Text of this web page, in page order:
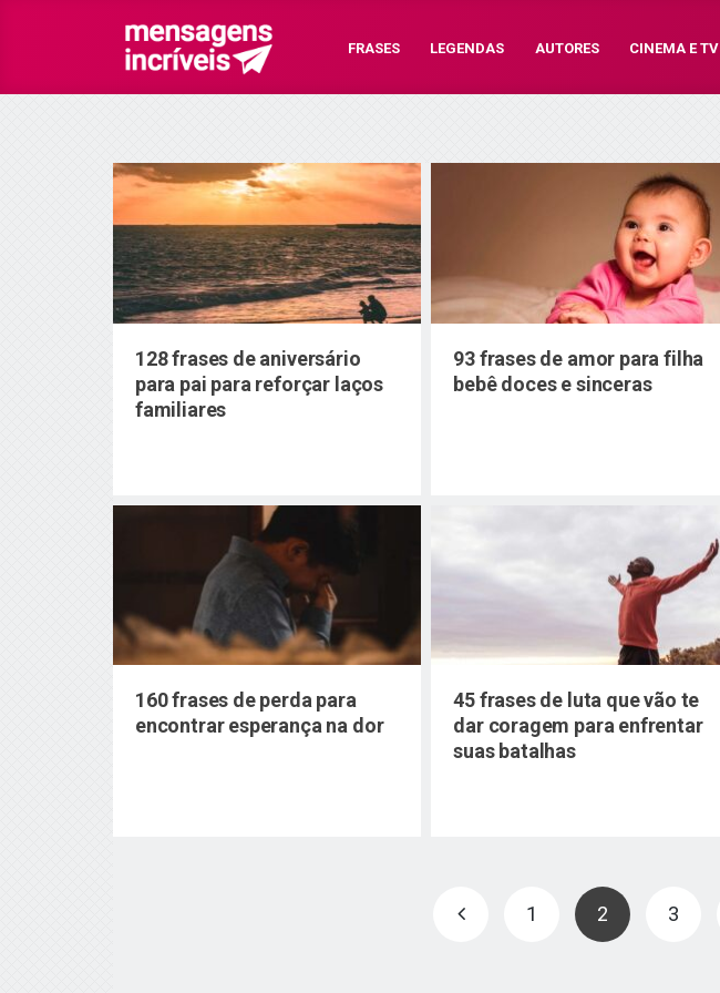
FRASES LEGENDAS AUTORES CINEMA E TV
128 frases de aniversário
para pai para reforçar laços
familiares
93 frases de amor para filha
bebê doces e sinceras
160 frases de perda para
encontrar esperança na dor
45 frases de luta que vão te
dar coragem para enfrentar
suas batalhas
1 2 3